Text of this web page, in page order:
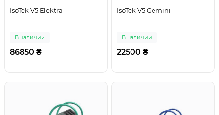
IsoTek V5 Elektra
В наличии
86850 ₴
IsoTek V5 Gemini
В наличии
22500 ₴